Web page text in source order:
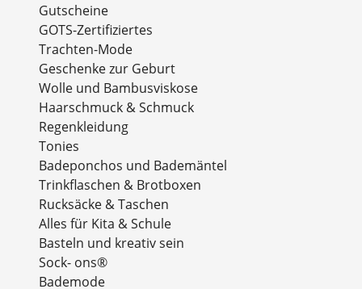
Gutscheine
GOTS-Zertifiziertes
Trachten-Mode
Geschenke zur Geburt
Wolle und Bambusviskose
Haarschmuck & Schmuck
Regenkleidung
Tonies
Badeponchos und Bademäntel
Trinkflaschen & Brotboxen
Rucksäcke & Taschen
Alles für Kita & Schule
Basteln und kreativ sein
Sock- ons®
Bademode